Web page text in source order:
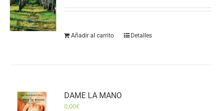
Añadir al carrito Detalles
DAME LA MANO
0,00€